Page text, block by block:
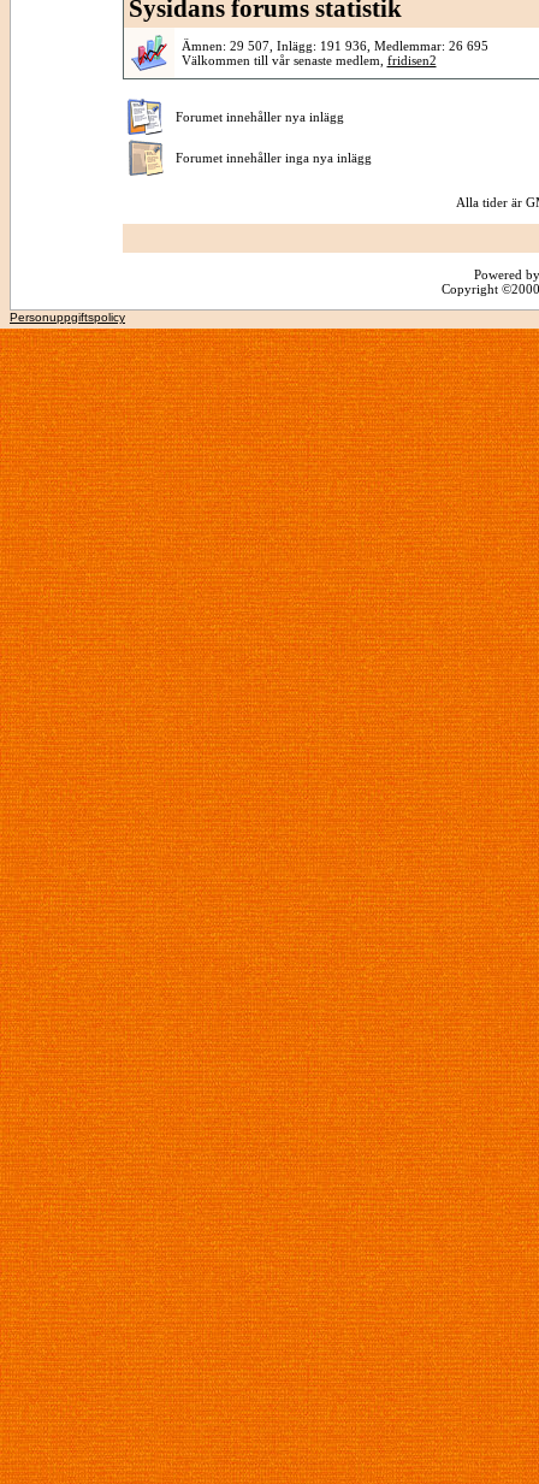
Sysidans forums statistik
Ämnen: 29 507, Inlägg: 191 936, Medlemmar: 26 695
Välkommen till vår senaste medlem, fridisen2
Forumet innehåller nya inlägg
Forumet innehåller inga nya inlägg
Alla tider är
Powered
Copyright
Personuppgiftspolicy